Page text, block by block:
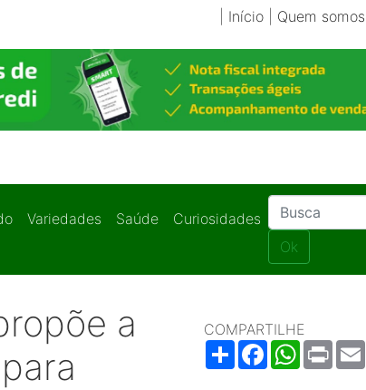
Início| Quem somos
Variedades Saúde
Curiosidades
Ok
a
COMPARTILHE
ShareFacebookWhatsApp
Print